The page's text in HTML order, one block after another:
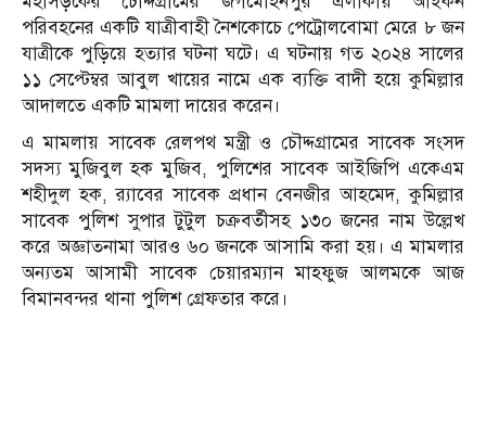
পরিবহনের একটি যাত্রীবাহী নৈশকোচে পেট্রোলবোমা মেরে ৮ জন
যাত্রীকে পুড়িয়ে হত্যার ঘটনা ঘটে। এ ঘটনায় গত ২০২৪ সালের
১১ সেপ্টেম্বর আবুল খায়ের নামে এক ব্যক্তি বাদী হয়ে কুমিল্লার
আদালতে একটি মামলা দায়ের করেন।
এ মামলায় সাবেক রেলপথ মন্ত্রী ও চৌদ্দগ্রামের সাবেক সংসদ
সদস্য মুজিবুল হক মুজিব, পুলিশের সাবেক আইজিপি একেএম
শহীদুল হক, র‌্যাবের সাবেক প্রধান বেনজীর আহমেদ, কুমিল্লার
সাবেক পুলিশ সুপার টুটুল চক্রবর্তীসহ ১৩০ জনের নাম উল্লেখ
করে অজ্ঞাতনামা আরও ৬০ জনকে আসামি করা হয়। এ মামলার
অন্যতম আসামী সাবেক চেয়ারম্যান মাহফুজ আলমকে আজ
বিমানবন্দর থানা পুলিশ গ্রেফতার করে।